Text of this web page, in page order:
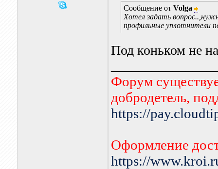
Сообщение от Volga
Хотел задать
профильные уплотнители
Под коньком не
Форум
добродетель,
https://
Оформление
https://